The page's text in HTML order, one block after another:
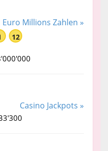
Euro Millions Zahlen »
12
Casino Jackpots »